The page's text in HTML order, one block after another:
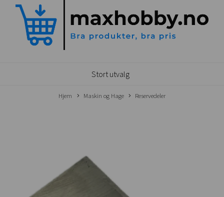
Stort utvalg
Hjem Maskin og Hage Reservedeler